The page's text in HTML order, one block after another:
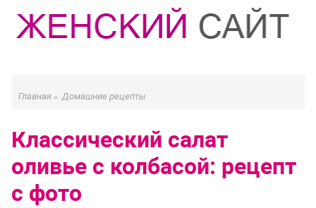
Главная » Домашние рецепты
Классический салат
оливье с колбасой: рецепт
с фото